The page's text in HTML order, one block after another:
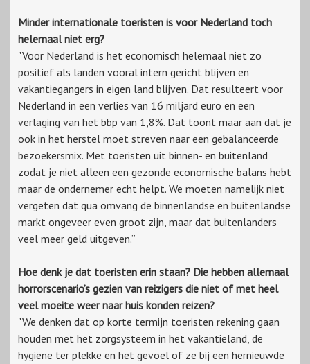
Minder internationale toeristen is voor Nederland toch
helemaal niet erg?
"Voor Nederland is het economisch helemaal niet zo
positief als landen vooral intern gericht blijven en
vakantiegangers in eigen land blijven. Dat resulteert voor
Nederland in een verlies van 16 miljard euro en een
verlaging van het bbp van 1,8%. Dat toont maar aan dat je
ook in het herstel moet streven naar een gebalanceerde
bezoekersmix. Met toeristen uit binnen- en buitenland
zodat je niet alleen een gezonde economische balans hebt
maar de ondernemer echt helpt. We moeten namelijk niet
vergeten dat qua omvang de binnenlandse en buitenlandse
markt ongeveer even groot zijn, maar dat buitenlanders
veel meer geld uitgeven.”
Hoe denk je dat toeristen erin staan? Die hebben allemaal
horrorscenario’s gezien van reizigers die niet of met heel
veel moeite weer naar huis konden reizen?
"We denken dat op korte termijn toeristen rekening gaan
houden met het zorgsysteem in het vakantieland, de
hygiëne ter plekke en het gevoel of ze bij een hernieuwde